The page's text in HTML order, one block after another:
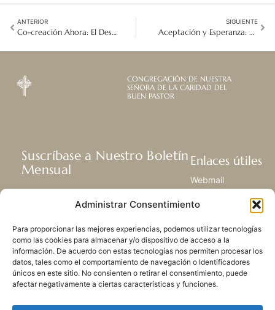
Administrar Consentimiento
Para proporcionar las mejores experiencias, podemos utilizar tecnologías
como las cookies para almacenar y/o dispositivo de acceso a la
información. De acuerdo con estas tecnologías nos permiten procesar los
datos, tales como el comportamiento de navegación o Identificadores
únicos en este sitio. No consienten o retirar el consentimiento, puede
afectar negativamente a ciertas características y funciones.
ANTERIOR
Co-creación Ahora: El Desafío de la Misión del Buen Pastor desde la Generación Z
SIGUIENTE
Aceptación y Esperanza: Misioneras entre los Pueblos
CONGREGACIÓN DE NUESTRA
SEÑORA DE LA CARIDAD DEL
BUEN PASTOR
Suscríbase a Nuestro Boletín
Mensual
Recibir las últimas noticias acerca de
nuestra vida, la misión y ministerios de
SUSCRIBIRSE
Enlaces útiles
Webmail
Centro de Recursos
Mapa del sitio